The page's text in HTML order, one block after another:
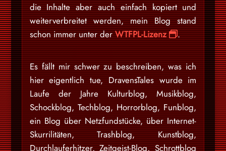
die Inhalte aber auch einfach kopiert und
weiterverbreitet werden, mein Blog stand
schon immer unter derWTFPL-Lizenz .
Es fällt mir schwer zu beschreiben, was ich
hier eigentlich tue, DravensTales wurde im
Laufe der Jahre Kulturblog, Musikblog,
Schockblog, Techblog, Horrorblog, Funblog,
ein Blog über Netzfundstücke, über Internet-
Skurrilitäten, Trashblog, Kunstblog,
Durchlauferhitzer, Zeitgeist-Blog, Schrottblog